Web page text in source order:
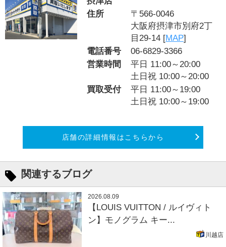
住所
〒566-0046
大阪府摂津市別府2丁
目29-14 [MAP]
電話番号
06-6829-3366
営業時間
平日 11:00～20:00
土日祝 10:00～20:00
買取受付
平日 11:00～19:00
土日祝 10:00～19:00
店舗の詳細情報はこちらから
関連するブログ
2026.08.09
【LOUIS VUITTON / ルイヴィト
ン】モノグラム キー...
川越店